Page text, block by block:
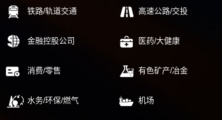
铁路/轨道交通 高速公路/交投
金融控股公司 医药/大健康
消费/零售 有色矿产/冶金
水务/环保/燃气 机场